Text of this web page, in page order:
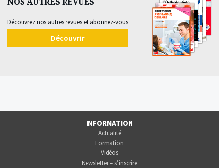
Découvrez nos autres revues et abonnez-vous
Découvrir
INFORMATION
Actualité
Formation
Vidéos
Newsletter – s’inscrire